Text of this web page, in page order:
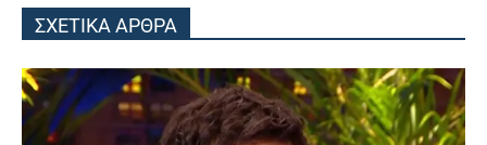
ΣΧΕΤΙΚΑ ΑΡΘΡΑ